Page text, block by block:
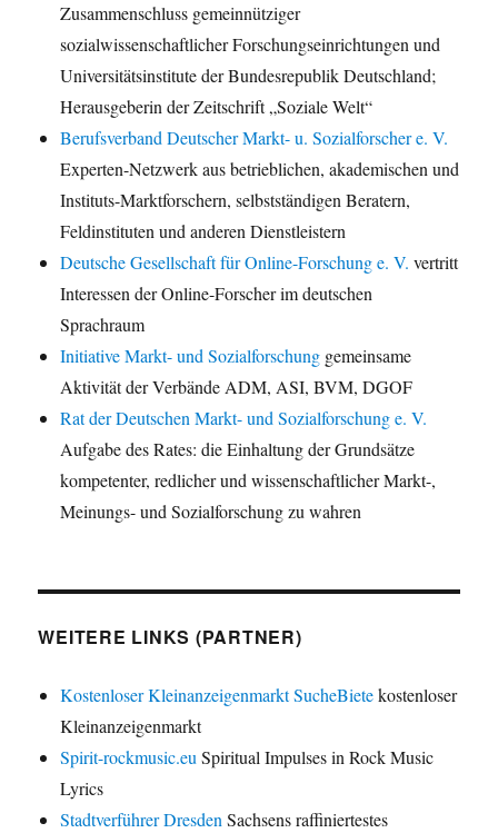
Zusammenschluss gemeinnütziger
sozialwissenschaftlicher Forschungseinrichtungen und
Universitätsinstitute der Bundesrepublik Deutschland;
Herausgeberin der Zeitschrift „Soziale Welt“
Berufsverband Deutscher Markt- u. Sozialforscher e. V.
Experten-Netzwerk aus betrieblichen, akademischen und
Instituts-Marktforschern, selbstständigen Beratern,
Feldinstituten und anderen Dienstleistern
Deutsche Gesellschaft für Online-Forschung e. V. vertritt
Interessen der Online-Forscher im deutschen
Sprachraum
Initiative Markt- und Sozialforschung gemeinsame
Aktivität der Verbände ADM, ASI, BVM, DGOF
Rat der Deutschen Markt- und Sozialforschung e. V.
Aufgabe des Rates: die Einhaltung der Grundsätze
kompetenter, redlicher und wissenschaftlicher Markt-,
Meinungs- und Sozialforschung zu wahren
WEITERE LINKS (PARTNER)
Kostenloser Kleinanzeigenmarkt SucheBietekostenloser
Kleinanzeigenmarkt
Spirit-rockmusic.euSpiritual Impulses in Rock Music
Lyrics
Stadtverführer DresdenSachsens raffiniertestes